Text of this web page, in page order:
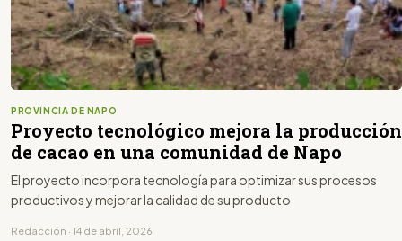
PROVINCIA DE NAPO
Proyecto tecnológico mejora la producción
de cacao en una comunidad de Napo
El proyecto incorpora tecnología para optimizar sus procesos
productivos y mejorar la calidad de su producto
Redacción · 14 de abril, 2026